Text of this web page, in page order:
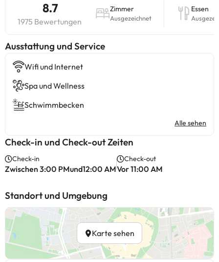
8.7
1975 Bewertungen
Zimmer
Ausgezeichnet
Essen
​Ausstattung und Service
Wifi und Internet
Spa und Wellness
Schwimmbecken
Alle sehen
Check-in und Check-out Zeiten
Check-in
Zwischen 3:00 PMund12:00 AM
Check-out
Vor 11:00 AM
Standort und Umgebung
Karte sehen